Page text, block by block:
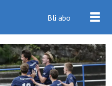
Bli abo